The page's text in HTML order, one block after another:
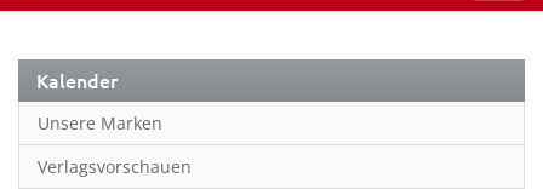
Kalender
Unsere Marken
Verlagsvorschauen